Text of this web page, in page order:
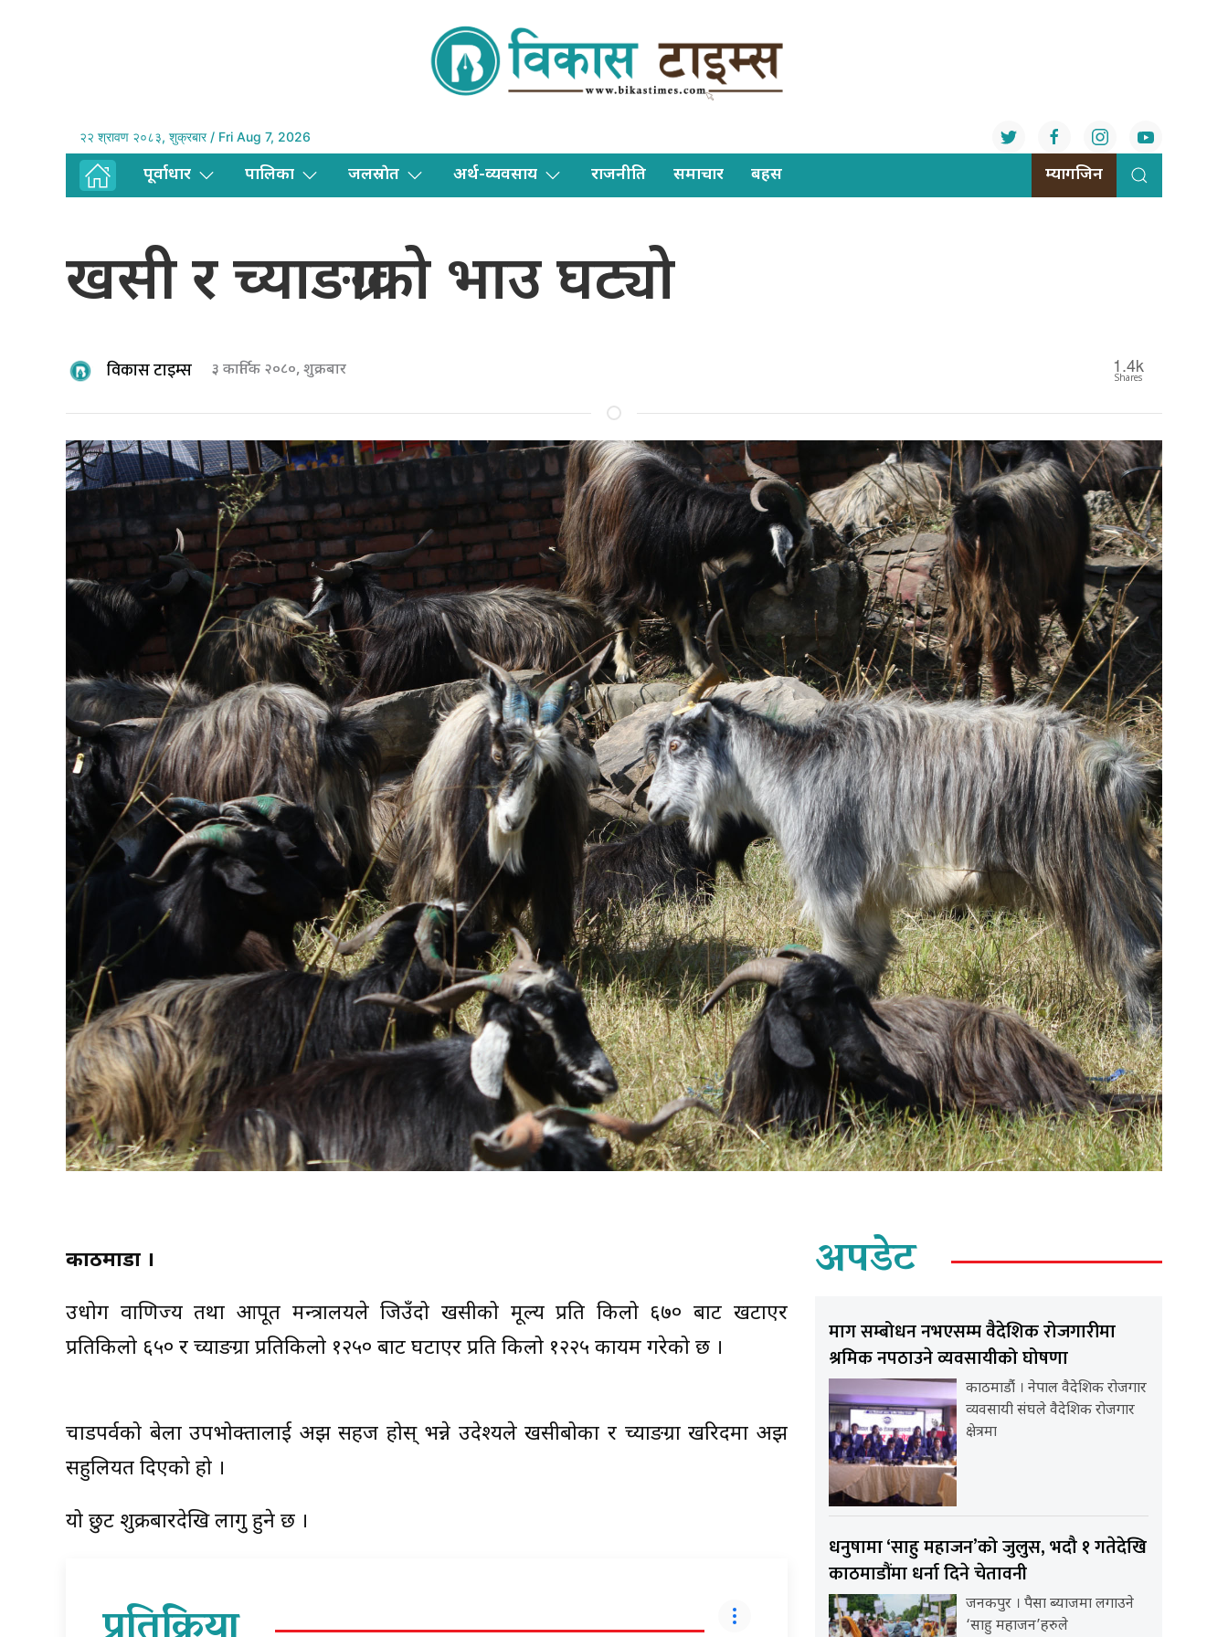
२२ श्रावण २०८३, शुक्रबार / Fri Aug 7, 2026
पूर्वाधार पालिका जलस्राेत अर्थ-व्यवसाय राजनीति समाचार बहस म्यागजिन
खसी र च्याङग्राको भाउ घट्यो
विकास टाइम्स ३ कार्तिक २०८०, शुक्रबार 1.4k
Shares
काठमाडौं ।
उधोग वाणिज्य तथा आपूर्ति मन्त्रालयले जिउँदो खसीको मूल्य प्रति किलो ६७० बाट खटाएर
प्रतिकिलो ६५० र च्याङग्रा प्रतिकिलो १२५० बाट घटाएर प्रति किलो १२२५ कायम गरेको छ ।
चाडपर्वको बेला उपभोक्तालाई अझ सहज होस् भन्ने उदेश्यले खसीबोका र च्याङग्रा खरिदमा अझ
सहुलियत दिएको हो ।
यो छुट शुक्रबारदेखि लागु हुने छ ।
अपडेट
माग सम्बोधन नभएसम्म वैदेशिक रोजगारीमा
श्रमिक नपठाउने व्यवसायीको घोषणा
काठमाडौंं । नेपाल वैदेशिक रोजगार
व्यवसायी संघले वैदेशिक रोजगार
क्षेत्रमा
धनुषामा ‘साहु महाजन’को जुलुस, भदौ १ गतेदेखि
काठमाडौंमा धर्ना दिने चेतावनी
जनकपुर । पैसा ब्याजमा लगाउने
‘साहु महाजन’हरुले